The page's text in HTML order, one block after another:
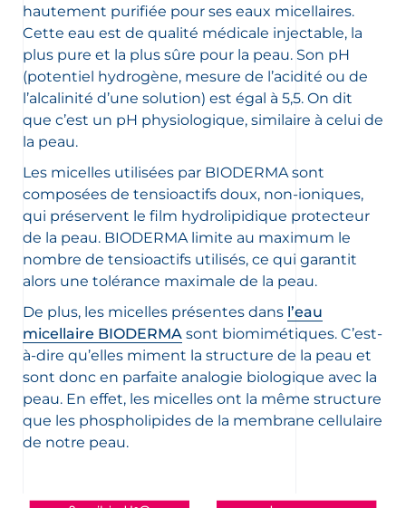
hautement purifiée pour ses eaux micellaires.
Cette eau est de qualité médicale injectable, la
plus pure et la plus sûre pour la peau. Son pH
(potentiel hydrogène, mesure de l’acidité ou de
l’alcalinité d’une solution) est égal à 5,5. On dit
que c’est un pH physiologique, similaire à celui de
la peau.
Les micelles utilisées par BIODERMA sont
composées de tensioactifs doux, non-ioniques,
qui préservent le film hydrolipidique protecteur
de la peau. BIODERMA limite au maximum le
nombre de tensioactifs utilisés, ce qui garantit
alors une tolérance maximale de la peau.
De plus, les micelles présentes dans l’eau
micellaire BIODERMA sont biomimétiques. C’est-
à-dire qu’elles miment la structure de la peau et
sont donc en parfaite analogie biologique avec la
peau. En effet, les micelles ont la même structure
que les phospholipides de la membrane cellulaire
de notre peau.